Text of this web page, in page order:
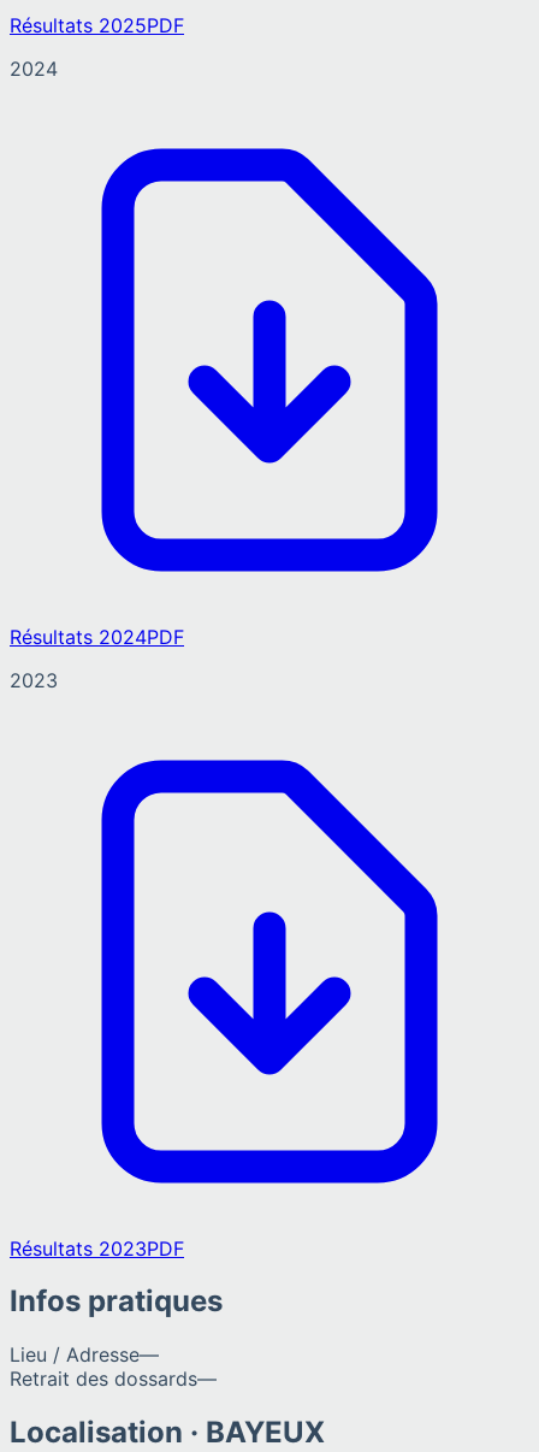
Résultats 2025PDF
2024
Résultats 2024PDF
2023
Résultats 2023PDF
Infos pratiques
Lieu / Adresse—
Retrait des dossards—
Localisation · BAYEUX